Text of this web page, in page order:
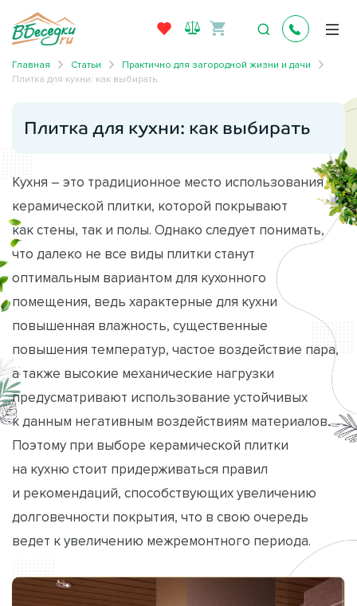
Главная Статьи
Практично для загородной жизни и дачи
Плитка для кухни: как выбирать
Плитка для кухни: как выбирать
Кухня – это традиционное место использования
керамической плитки, которой покрывают
как стены, так и полы. Однако следует понимать,
что далеко не все виды плитки станут
оптимальным вариантом для кухонного
помещения, ведь характерные для кухни
повышенная влажность, существенные
повышения температур, частое воздействие пара,
а также высокие механические нагрузки
предусматривают использование устойчивых
к данным негативным воздействиям материалов.
Поэтому при выборе керамической плитки
на кухню стоит придерживаться правил
и рекомендаций, способствующих увеличению
долговечности покрытия, что в свою очередь
ведет к увеличению межремонтного периода.